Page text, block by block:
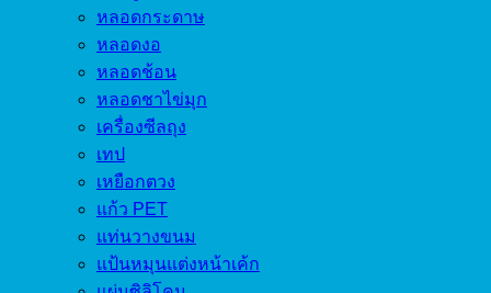
หลอดกระดาษ
หลอดงอ
หลอดช้อน
หลอดชาไข่มุก
เครื่องซีลถุง
เทป
เหยือกตวง
แก้ว PET
แท่นวางขนม
แป้นหมุนแต่งหน้าเค้ก